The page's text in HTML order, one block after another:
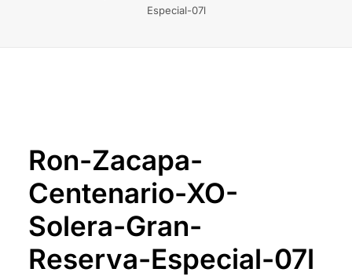
Especial-07l
Ron-Zacapa-
Centenario-XO-
Solera-Gran-
Reserva-Especial-07l